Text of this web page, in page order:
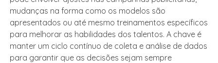
mudanças na forma como os modelos são
apresentados ou até mesmo treinamentos específicos
para melhorar as habilidades dos talentos. A chave é
manter um ciclo contínuo de coleta e análise de dados
para garantir que as decisões sejam sempre